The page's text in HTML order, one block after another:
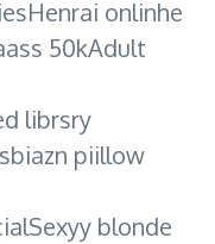
onlinhe
50kAdult
librsry
piillow
blonde